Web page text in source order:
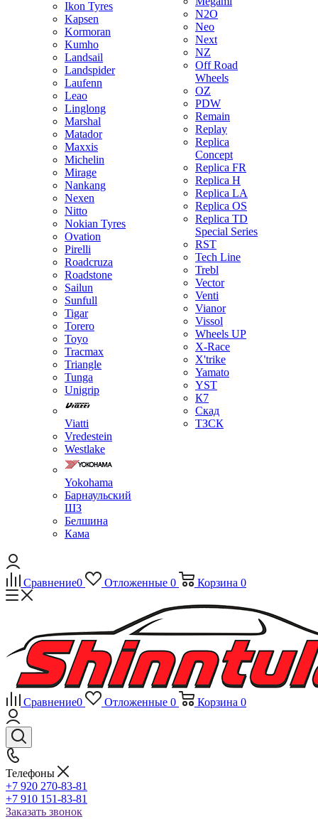
Ikon Tyres
Kapsen
Kormoran
Kumho
Landsail
Landspider
Laufenn
Leao
Linglong
Marshal
Matador
Maxxis
Michelin
Mirage
Nankang
Nexen
Nitto
Nokian Tyres
Ovation
Pirelli
Roadcruza
Roadstone
Sailun
Sunfull
Tigar
Torero
Toyo
Tracmax
Triangle
Tunga
Unigrip
Viatti
Vredestein
Westlake
Yokohama
Барнаульский
ШЗ
Белшина
Кама
N2O
Neo
Next
NZ
Off Road
Wheels
OZ
PDW
Remain
Replay
Replica
Concept
Replica FR
Replica H
Replica LA
Replica OS
Replica TD
Special Series
RST
Tech Line
Trebl
Vector
Venti
Vianor
Vissol
Wheels UP
X-Race
X'trike
Yamato
YST
К7
Скад
ТЗСК
Сравнение0 Отложенные 0 Корзина 0
Сравнение0 Отложенные 0 Корзина 0
Телефоны
+7 920 270-83-81
+7 910 151-83-81
Заказать звонок